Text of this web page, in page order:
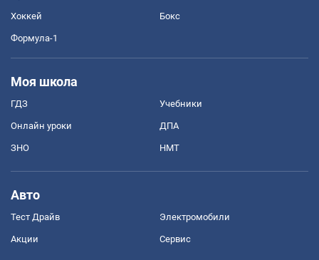
Хоккей Бокс
Формула-1
Моя школа
ГДЗ Учебники
Онлайн уроки ДПА
ЗНО НМТ
Авто
Тест Драйв Электромобили
Акции Сервис